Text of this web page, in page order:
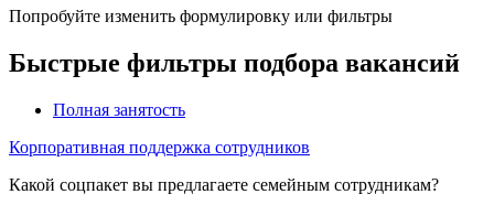
Попробуйте изменить формулировку или фильтры
Быстрые фильтры подбора вакансий
Полная занятость
Корпоративная поддержка сотрудников
Какой соцпакет вы предлагаете семейным сотрудникам?